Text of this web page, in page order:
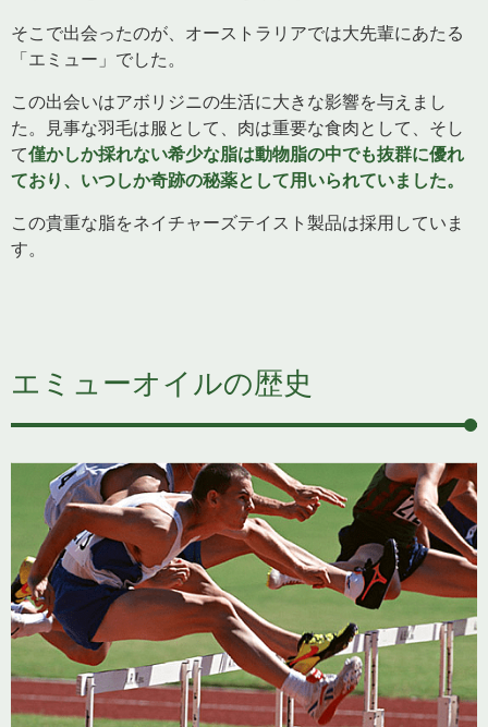
そこで出会ったのが、オーストラリアでは大先輩にあたる
「エミュー」でした。
この出会いはアボリジニの生活に大きな影響を与えまし
た。見事な羽毛は服として、肉は重要な食肉として、そし
て僅かしか採れない希少な脂は動物脂の中でも抜群に優れ
ており、いつしか奇跡の秘薬として用いられていました。
この貴重な脂をネイチャーズテイスト製品は採用していま
す。
エミューオイルの歴史